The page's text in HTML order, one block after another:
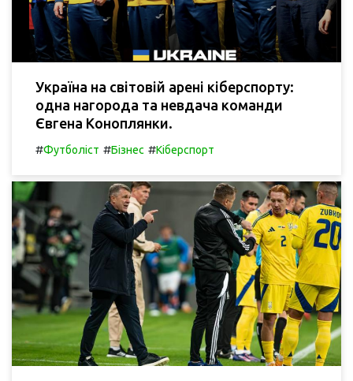
Україна на світовій арені кіберспорту:
одна нагорода та невдача команди
Євгена Коноплянки.
#Футболіст #Бізнес #Кіберспорт